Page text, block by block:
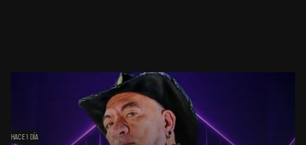
HACE 1 DÍA